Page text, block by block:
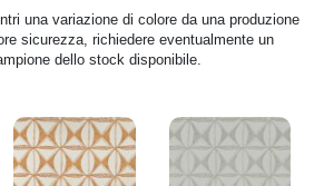
una variazione di colore da una produzione
sicurezza, richiedere eventualmente un
dello stock disponibile.